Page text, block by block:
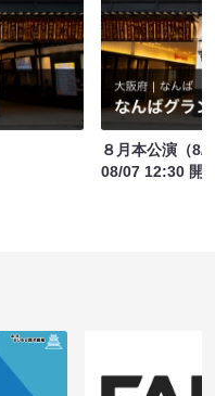
８月本公演（8/
08/07 12:30 開